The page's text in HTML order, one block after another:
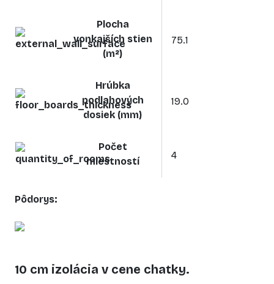
Plocha
vonkajších stien
(m²)
75.1
Hrúbka
podlahových
dosiek (mm)
19.0
Počet
miestností
4
Pôdorys:
10 cm izolácia v cene chatky.